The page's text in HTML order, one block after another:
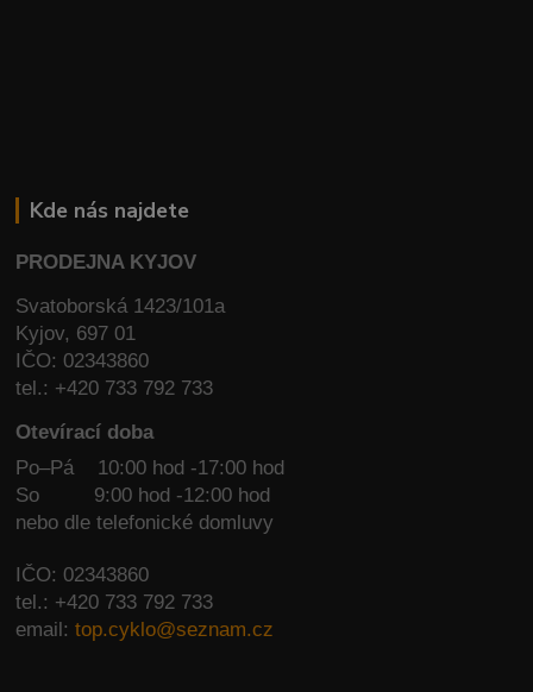
Kde nás najdete
PRODEJNA KYJOV
Svatoborská 1423/101a
Kyjov, 697 01
IČO: 02343860
tel.: +420 733 792 733
Otevírací doba
Po–Pá 10:00 hod -17:00 hod
So
9:00 hod -12:00 hod
nebo dle telefonické domluvy
IČO: 02343860
tel.: +420 733 792 733
email:top.cyklo@seznam.cz